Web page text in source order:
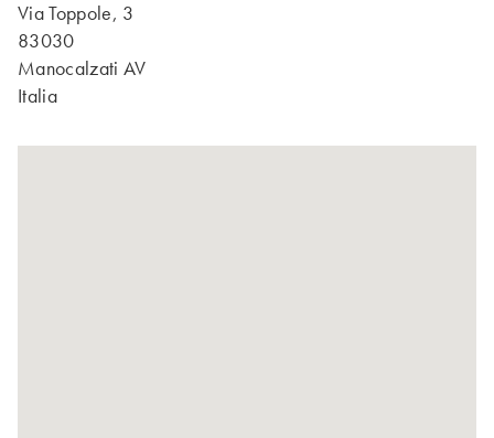
Via Toppole, 3
83030
Manocalzati AV
Italia